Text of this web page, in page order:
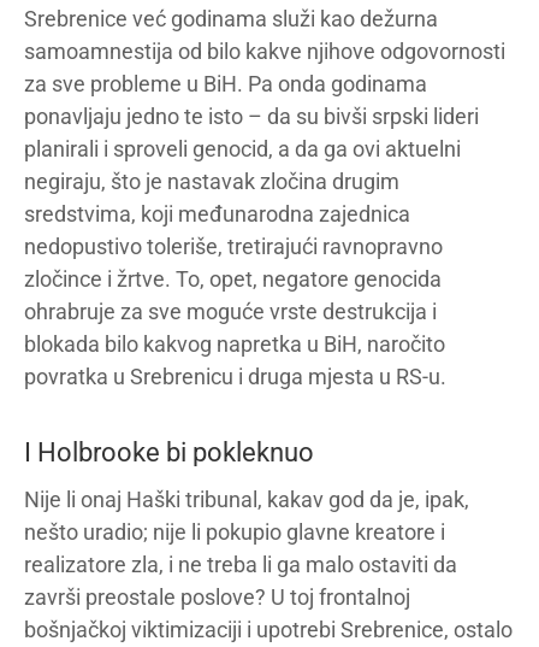
Srebrenice već godinama služi kao dežurna
samoamnestija od bilo kakve njihove odgovornosti
za sve probleme u BiH. Pa onda godinama
ponavljaju jedno te isto – da su bivši srpski lideri
planirali i sproveli genocid, a da ga ovi aktuelni
negiraju, što je nastavak zločina drugim
sredstvima, koji međunarodna zajednica
nedopustivo toleriše, tretirajući ravnopravno
zločince i žrtve. To, opet, negatore genocida
ohrabruje za sve moguće vrste destrukcija i
blokada bilo kakvog napretka u BiH, naročito
povratka u Srebrenicu i druga mjesta u RS-u.
I Holbrooke bi pokleknuo
Nije li onaj Haški tribunal, kakav god da je, ipak,
nešto uradio; nije li pokupio glavne kreatore i
realizatore zla, i ne treba li ga malo ostaviti da
završi preostale poslove? U toj frontalnoj
bošnjačkoj viktimizaciji i upotrebi Srebrenice, ostalo